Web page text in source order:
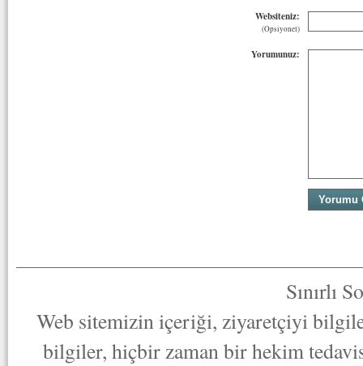
Websiteniz:
(Opsiyonel)
Yorumunuz:
Sınırlı
Web sitemizin içeriği, ziyaretçiyi
bilgiler, hiçbir zaman bir hekim